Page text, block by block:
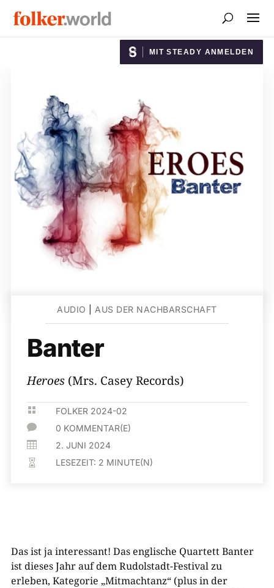
MIT STEADY ANMELDEN
AUDIO AUS DER NACHBARSCHAFT
Banter
Heroes (Mrs. Casey Records)
 FOLKER 2024-02
 0 KOMMENTAR(E)
 2. JUNI 2024
 LESEZEIT: 2 MINUTE(N)
Das ist ja interessant! Das englische Quartett Banter
ist dieses Jahr auf dem Rudolstadt-Festival zu
erleben, Kategorie „Mitmachtanz“ (plus in der